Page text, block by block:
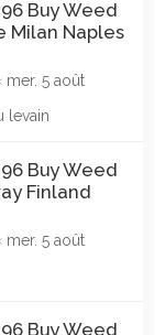
Buy Weed
Milan Naples
mer. 5 août
levain
Buy Weed
Finland
mer. 5 août
Buy Weed